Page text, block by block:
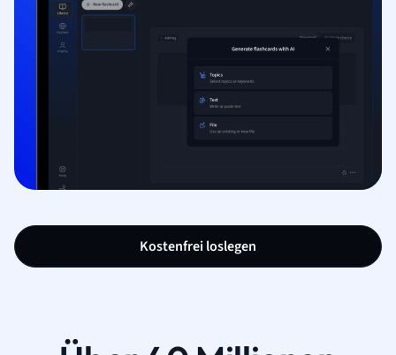
Kostenfrei loslegen